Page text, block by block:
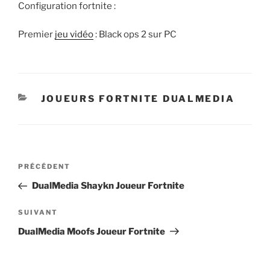
Configuration fortnite :
Premier jeu vidéo: Black ops 2 sur PC
CATÉGORIES
JOUEURS FORTNITE DUALMEDIA
Navigation
l’article
Article
précédent
PRÉCÉDENT
DualMedia Shaykn Joueur Fortnite
Article
suivant
SUIVANT
DualMedia Moofs Joueur Fortnite